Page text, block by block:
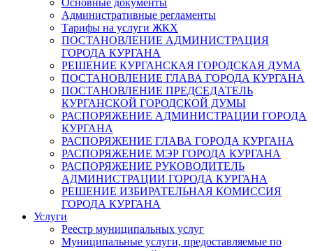
Основные документы
Административные регламенты
Тарифы на услуги ЖКХ
ПОСТАНОВЛЕНИЕ АДМИНИСТРАЦИЯ
ГОРОДА КУРГАНА
РЕШЕНИЕ КУРГАНСКАЯ ГОРОДСКАЯ ДУМА
ПОСТАНОВЛЕНИЕ ГЛАВА ГОРОДА КУРГАНА
ПОСТАНОВЛЕНИЕ ПРЕДСЕДАТЕЛЬ
КУРГАНСКОЙ ГОРОДСКОЙ ДУМЫ
РАСПОРЯЖЕНИЕ АДМИНИСТРАЦИИ ГОРОДА
КУРГАНА
РАСПОРЯЖЕНИЕ ГЛАВА ГОРОДА КУРГАНА
РАСПОРЯЖЕНИЕ МЭР ГОРОДА КУРГАНА
РАСПОРЯЖЕНИЕ РУКОВОДИТЕЛЬ
АДМИНИСТРАЦИИ ГОРОДА КУРГАНА
РЕШЕНИЕ ИЗБИРАТЕЛЬНАЯ КОМИССИЯ
ГОРОДА КУРГАНА
Услуги
Реестр муниципальных услуг
Муниципальные услуги, предоставляемые по